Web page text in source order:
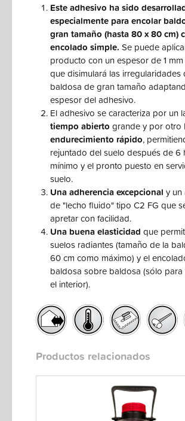
Este adhesivo ha sido
especialmente para encolar
gran tamaño (hasta 80 x 80 cm)
encolado simple. Se puede
producto con un espesor de 1
que disimulará las irregularidades
baldosa de gran tamaño
espesor del adhesivo.
El adhesivo se caracteriza por un
tiempo abierto grande y por otro
endurecimiento rápido,
rejuntado del suelo después de 6
mínimo y el pronto puesto en
suelo.
Una adherencia excepcional y un
de "lecho fluido" tipo C2 FG que
apretar con facilidad.
Una buena elasticidad que
suelos radiantes (tamaño de la
60 cm como máximo) y el
baldosa sobre baldosa (sólo
el interior).
Productos relacionados